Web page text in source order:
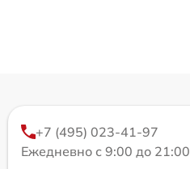
+7 (495) 023-41-97
Ежедневно с 9:00 до 21:00